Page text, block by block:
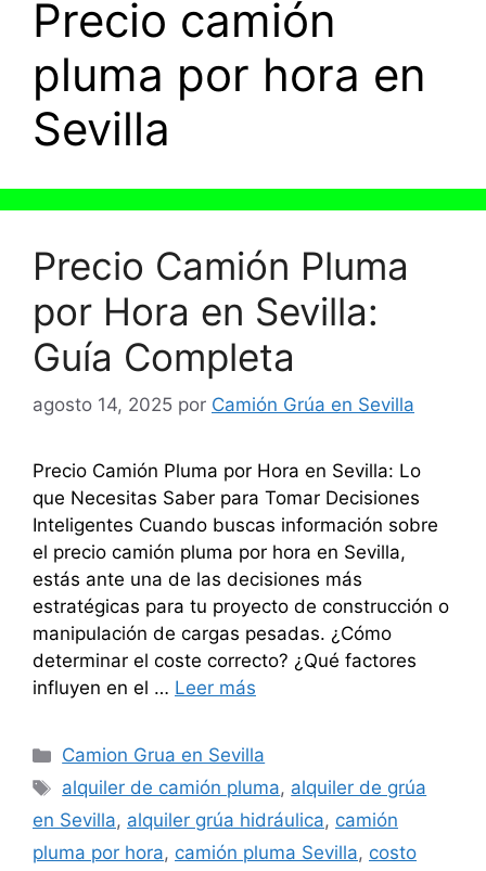
Precio camión
pluma por hora en
Sevilla
Precio Camión Pluma
por Hora en Sevilla:
Guía Completa
agosto 14, 2025 por Camión Grúa en Sevilla
Precio Camión Pluma por Hora en Sevilla: Lo
que Necesitas Saber para Tomar Decisiones
Inteligentes Cuando buscas información sobre
el precio camión pluma por hora en Sevilla,
estás ante una de las decisiones más
estratégicas para tu proyecto de construcción o
manipulación de cargas pesadas. ¿Cómo
determinar el coste correcto? ¿Qué factores
influyen en el … Leer más
Categorías
Camion Grua en Sevilla
Etiquetas
alquiler de camión pluma, alquiler de grúa
en Sevilla, alquiler grúa hidráulica, camión
pluma por hora, camión pluma Sevilla, costo